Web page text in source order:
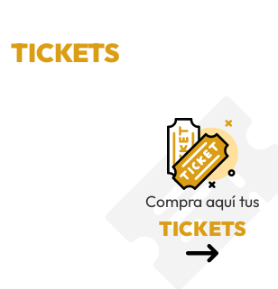
TICKETS
Compra aquí tus
TICKETS